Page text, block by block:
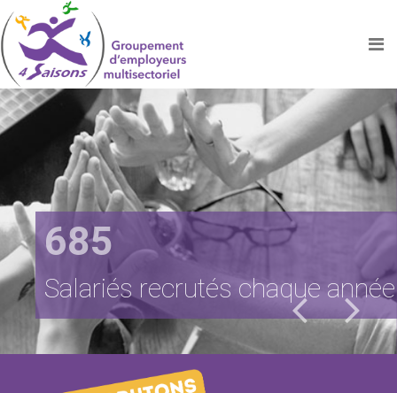
231
entreprises adhérentes
685
Salariés recrutés chaque année
4 Saisons
La solution pour l'emploi
4 Saisons
Groupement d'employeurs
multisectoriel